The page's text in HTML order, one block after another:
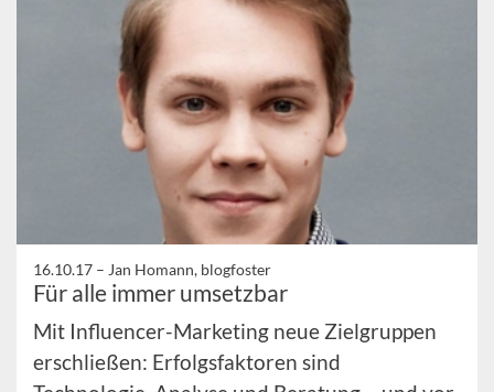
16.10.17 – Jan Homann, blogfoster
Für alle immer umsetzbar
Mit Influencer-Marketing neue Zielgruppen
erschließen: Erfolgsfaktoren sind